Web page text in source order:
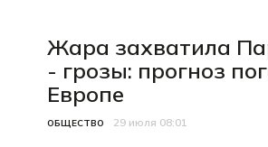
Жара захватила
- грозы: прогноз
Европе
Категория
ОБЩЕСТВО
Дата публикации
29 июля 08:01